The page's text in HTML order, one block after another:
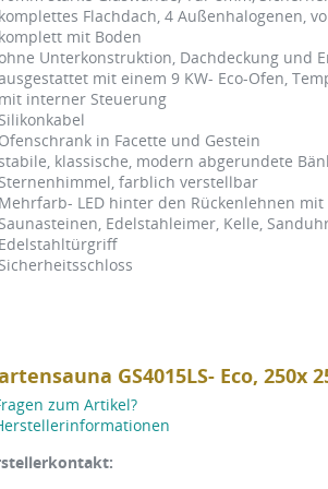
komplettes Flachdach, 4 Außenhalogenen,
komplett mit Boden
ohne Unterkonstruktion, Dachdeckung und
mit einem 9 KW- Eco-Ofen,
mit interner Steuerung
Silikonkabel
Ofenschrank in Facette und Gestein
stabile, klassische, modern abgerundete
Sternenhimmel, farblich verstellbar
Mehrfarb- LED hinter den Rückenlehnen
Saunasteinen, Edelstahleimer, Kelle,
Edelstahltürgriff
Sicherheitsschloss
GS4015LS- Eco, 250x
zum Artikel?